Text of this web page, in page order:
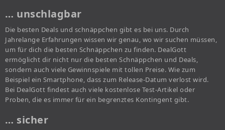
… unschlagbar
Die besten Deals und schnäppchen gibt es bei uns. Durch
Jahrelange Erfahrungen wissen wir genau, wo wir suchen müssen,
um für dich die besten Schnäppchen zu finden. DealGott
ermöglicht dir nicht nur die besten Schnäppchen und Deals,
sondern auch viele Gewinnspiele mit tollen Preise. Wie zum
Beispiel ein Smartphone, dass zum Release-Datum verlost wird.
Bei DealGott findest auch viele kostenlose Test-Artikel oder
Proben, die es immer für ein begrenztes Kontingent gibt.
… sicher